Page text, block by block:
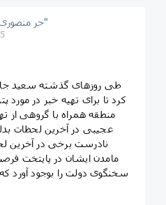
حر منصوری "دیده بان میانکاله"
طی روزهای گذشته سعید
کرد تا برای تهیه خبر در
منطقه همراه با گروهی از
عجیبی در آخرین لحظات
نادرست برخی در آخرین
مامدن ایشان در پایتخت
سخنگوی دولت را بوجود آورد